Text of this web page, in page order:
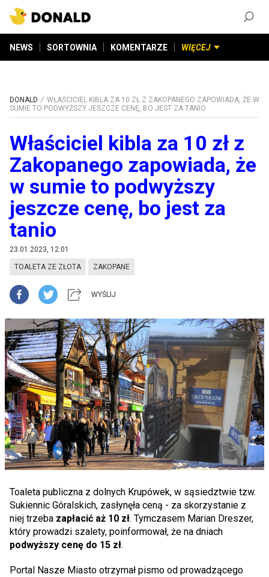
NEWS SORTOWNIA KOMENTARZE WIĘCEJ
DONALD
WŁAŚCICIEL KIBLA ZA 10 ZŁ Z ZAKOPANEGO ZAPOWIADA, ŻE W
SUMIE TO PODWYŻSZY JESZCZE CENĘ, BO JEST ZA TANIO
Właściciel kibla za 10 zł z
Zakopanego zapowiada, że
w sumie to podwyższy
jeszcze cenę, bo jest za
tanio
23.01.2023, 12:01
TOALETA ZE ZŁOTA ZAKOPANE
WYŚLIJ
Toaleta publiczna z dolnych Krupówek, w sąsiedztwie tzw.
Sukiennic Góralskich, zasłynęła ceną - za skorzystanie z
niej trzeba zapłacić aż 10 zł. Tymczasem Marian Dreszer,
który prowadzi szalety, poinformował, że na dniach
podwyższy cenę do 15 zł.
Portal Nasze Miasto otrzymał pismo od prowadzącego